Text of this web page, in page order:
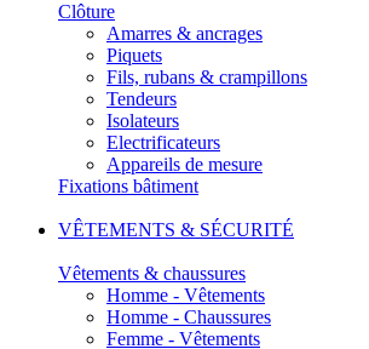
Clôture
Amarres & ancrages
Piquets
Fils, rubans & crampillons
Tendeurs
Isolateurs
Electrificateurs
Appareils de mesure
Fixations bâtiment
VÊTEMENTS & SÉCURITÉ
Vêtements & chaussures
Homme - Vêtements
Homme - Chaussures
Femme - Vêtements